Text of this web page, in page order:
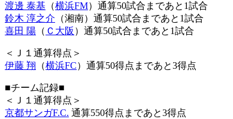
渡邊 泰基 （横浜FM）通算50試合まであと1試合
鈴木 淳之介 （湘南）通算50試合まであと1試合
喜田 陽 （ Ｃ大阪 ）通算50試合まであと1試合
＜Ｊ１通算得点＞
伊藤 翔 （横浜FC）通算50得点まであと3得点
■チーム記録■
＜Ｊ１通算得点＞
京都サンガF.C. 通算550得点まであと3得点